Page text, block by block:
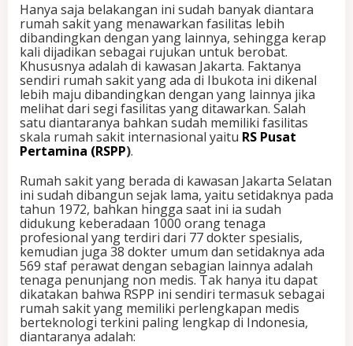
g
g
u
n
a
k
a
n
A
l
-
a
a
t
M
e
d
i
s
B
Hanya saja belakangan ini sudah banyak diantara
rumah sakit yang menawarkan fasilitas lebih
dibandingkan dengan yang lainnya, sehingga kerap
kali dijadikan sebagai rujukan untuk berobat.
Khususnya adalah di kawasan Jakarta. Faktanya
sendiri rumah sakit yang ada di Ibukota ini dikenal
lebih maju dibandingkan dengan yang lainnya jika
melihat dari segi fasilitas yang ditawarkan. Salah
satu diantaranya bahkan sudah memiliki fasilitas
skala rumah sakit internasional yaitu RS Pusat
Pertamina (RSPP).
Rumah sakit yang berada di kawasan Jakarta Selatan
ini sudah dibangun sejak lama, yaitu setidaknya pada
tahun 1972, bahkan hingga saat ini ia sudah
didukung keberadaan 1000 orang tenaga
profesional yang terdiri dari 77 dokter spesialis,
kemudian juga 38 dokter umum dan setidaknya ada
569 staf perawat dengan sebagian lainnya adalah
tenaga penunjang non medis. Tak hanya itu dapat
dikatakan bahwa RSPP ini sendiri termasuk sebagai
rumah sakit yang memiliki perlengkapan medis
berteknologi terkini paling lengkap di Indonesia,
diantaranya adalah: